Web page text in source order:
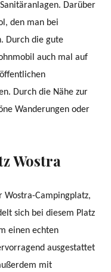
Darüber
den man bei
Durch die gute
auch mal auf
Durch die Nähe zur
Wanderungen oder
Wostra
Wostra-Campingplatz,
sich bei diesem Platz
einen echten
ausgestattet
mit